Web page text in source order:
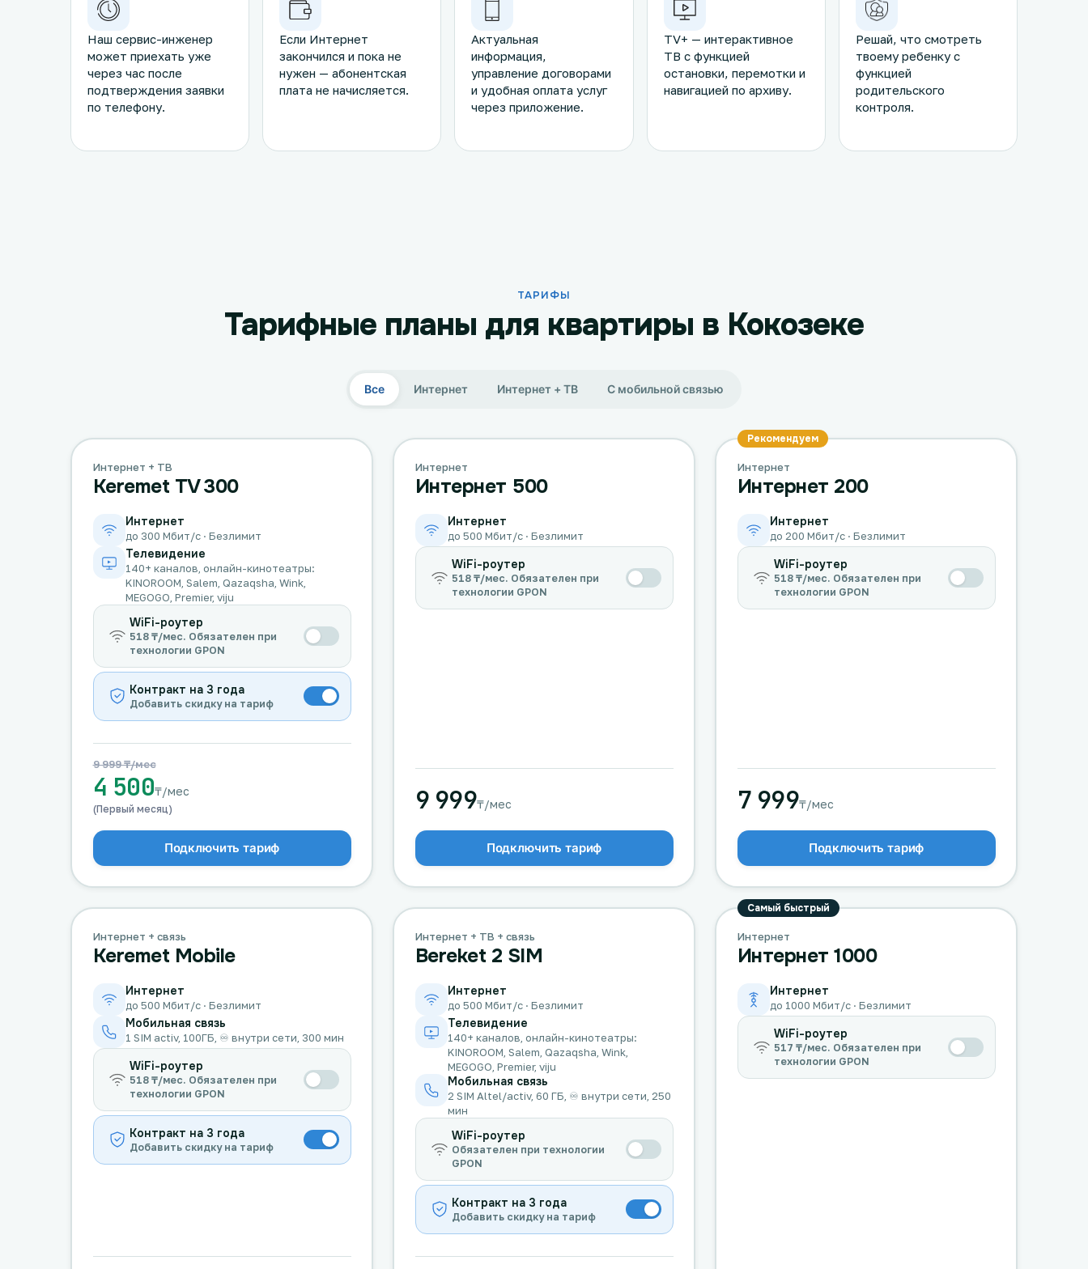
Наш сервис-инженер
может приехать уже
через час после
подтверждения заявки
по телефону.
Если Интернет
закончился и пока не
нужен — абонентская
плата не начисляется.
Актуальная
информация,
управление договорами
и удобная оплата услуг
через приложение.
TV+ — интерактивное
ТВ с функцией
остановки, перемотки и
навигацией по архиву.
Решай, что смотреть
твоему ребенку с
функцией
родительского
контроля.
ТАРИФЫ
Тарифные планы для квартиры в Кокозеке
Все Интернет Интернет + ТВ С мобильной связью
Интернет + ТВ
Keremet TV 300
Интернет
до 300 Мбит/с · Безлимит
Телевидение
140+ каналов, онлайн-кинотеатры:
KINOROOM, Salem, Qazaqsha, Wink,
MEGOGO, Premier, viju
WiFi-роутер
518 ₸/мес. Обязателен при
технологии GPON
Контракт на 3 года
Добавить скидку на тариф
9 999 ₸/мес
4 500₸/мес
(Первый месяц)
Подключить тариф
Интернет
Интернет 500
Интернет
до 500 Мбит/с · Безлимит
WiFi-роутер
518 ₸/мес. Обязателен при
технологии GPON
9 999₸/мес
Подключить тариф
Рекомендуем
Интернет
Интернет 200
Интернет
до 200 Мбит/с · Безлимит
WiFi-роутер
518 ₸/мес. Обязателен при
технологии GPON
7 999₸/мес
Подключить тариф
Интернет + связь
Keremet Mobile
Интернет
до 500 Мбит/с · Безлимит
Мобильная связь
1 SIM activ, 100ГБ, ♾️ внутри сети, 300 мин
WiFi-роутер
518 ₸/мес. Обязателен при
технологии GPON
Контракт на 3 года
Добавить скидку на тариф
Интернет + ТВ + связь
Bereket 2 SIM
Интернет
до 500 Мбит/с · Безлимит
Телевидение
140+ каналов, онлайн-кинотеатры:
KINOROOM, Salem, Qazaqsha, Wink,
MEGOGO, Premier, viju
Мобильная связь
2 SIM Altel/activ, 60 ГБ, ♾️ внутри сети, 250
мин
WiFi-роутер
Обязателен при технологии
GPON
Контракт на 3 года
Добавить скидку на тариф
Самый быстрый
Интернет
Интернет 1000
Интернет
до 1000 Мбит/с · Безлимит
WiFi-роутер
517 ₸/мес. Обязателен при
технологии GPON